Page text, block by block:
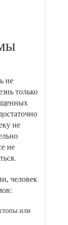
не
только
не
не
человек
или